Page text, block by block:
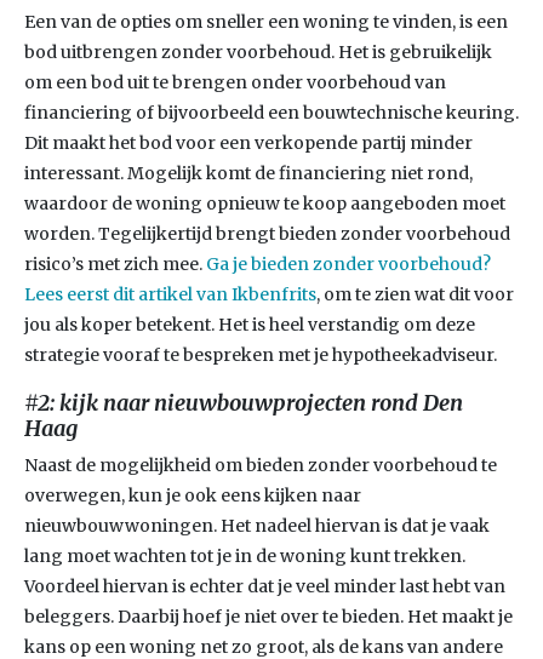
Een van de opties om sneller een woning te vinden, is een
bod uitbrengen zonder voorbehoud. Het is gebruikelijk
om een bod uit te brengen onder voorbehoud van
financiering of bijvoorbeeld een bouwtechnische keuring.
Dit maakt het bod voor een verkopende partij minder
interessant. Mogelijk komt de financiering niet rond,
waardoor de woning opnieuw te koop aangeboden moet
worden. Tegelijkertijd brengt bieden zonder voorbehoud
risico’s met zich mee. Ga je bieden zonder voorbehoud?
Lees eerst dit artikel van Ikbenfrits, om te zien wat dit voor
jou als koper betekent. Het is heel verstandig om deze
strategie vooraf te bespreken met je hypotheekadviseur.
#2: kijk naar nieuwbouwprojecten rond Den
Haag
Naast de mogelijkheid om bieden zonder voorbehoud te
overwegen, kun je ook eens kijken naar
nieuwbouwwoningen. Het nadeel hiervan is dat je vaak
lang moet wachten tot je in de woning kunt trekken.
Voordeel hiervan is echter dat je veel minder last hebt van
beleggers. Daarbij hoef je niet over te bieden. Het maakt je
kans op een woning net zo groot, als de kans van andere